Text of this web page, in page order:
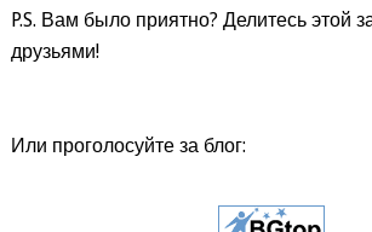
P.S. Вам было приятно? Делитесь этой
друзьями!
Или проголосуйте за блог: